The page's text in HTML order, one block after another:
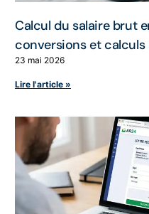
Calcul du salaire brut
conversions et
23 mai 2026
Lire l'article »